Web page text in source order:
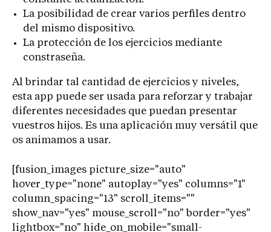
La posibilidad de crear varios perfiles dentro
del mismo dispositivo.
La protección de los ejercicios mediante
constraseña.
Al brindar tal cantidad de ejercicios y niveles,
esta app puede ser usada para reforzar y trabajar
diferentes necesidades que puedan presentar
vuestros hijos. Es una aplicación muy versátil que
os animamos a usar.
[fusion_images picture_size="auto"
hover_type="none" autoplay="yes" columns="1"
column_spacing="13" scroll_items=""
show_nav="yes" mouse_scroll="no" border="yes"
lightbox="no" hide_on_mobile="small-